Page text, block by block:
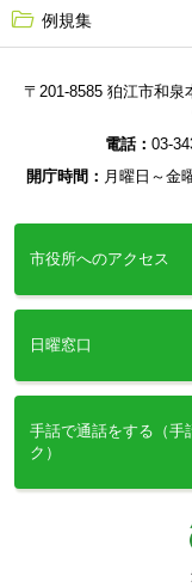
例規集
〒201-8585 狛江市和泉
電話： 03-
開庁時間： 月曜日～金
市役所へのアクセス
日曜窓口
手話で通話をする（手
ク）